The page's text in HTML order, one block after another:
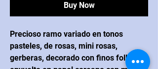
Buy Now
Precioso ramo variado en tonos
pasteles, de rosas, mini rosas,
gerberas, decorado con finos follajes y